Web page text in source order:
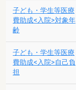
子ども・学生等医療
費助成<入院>対象年
齢
子ども・学生等医療
費助成<入院>自己負
担